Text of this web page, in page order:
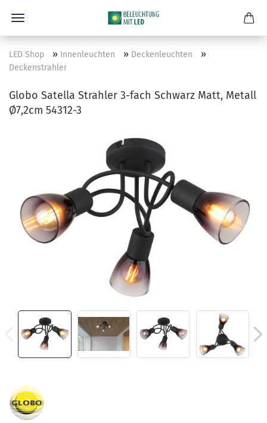
LED Shop » Innenleuchten » Deckenleuchten »
Deckenstrahler
Globo Satella Strahler 3-fach Schwarz Matt, Metall
Ø7,2cm 54312-3